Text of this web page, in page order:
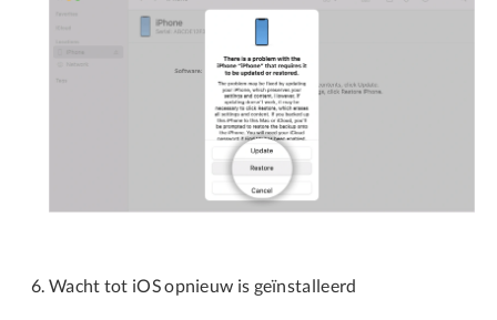
Wacht tot iOS opnieuw is geïnstalleerd